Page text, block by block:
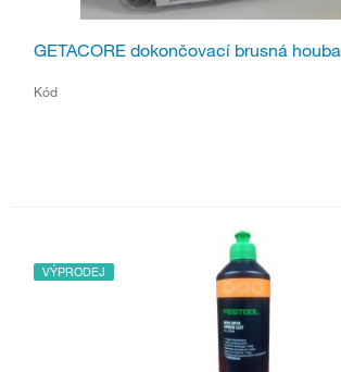
GETACORE dokončovací brusná houba
Kód
VÝPRODEJ